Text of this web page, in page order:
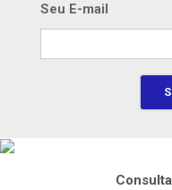
Seu E-mail